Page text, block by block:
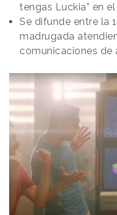
tengas Luckia” en
Se difunde entre la
madrugada
comunicaciones de